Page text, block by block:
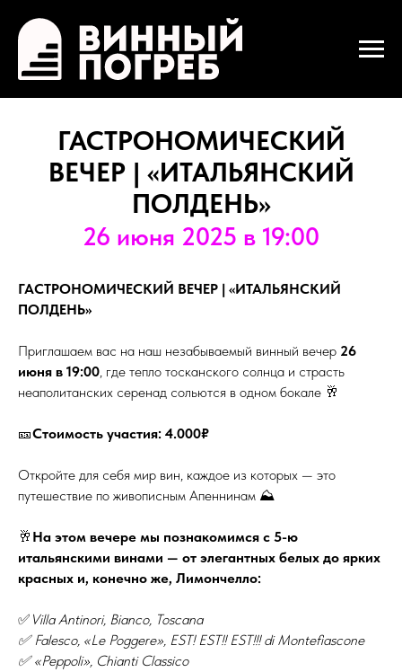
ГАСТРОНОМИЧЕСКИЙ
ВЕЧЕР | «ИТАЛЬЯНСКИЙ
ПОЛДЕНЬ»
26 июня 2025 в 19:00
ГАСТРОНОМИЧЕСКИЙ ВЕЧЕР | «ИТАЛЬЯНСКИЙ
ПОЛДЕНЬ»
Приглашаем вас на наш незабываемый винный вечер 26
июня в 19:00, где тепло тосканского солнца и страсть
неаполитанских серенад сольются в одном бокале 🥂
🎫Стоимость участия: 4.000₽
Откройте для себя мир вин, каждое из которых — это
путешествие по живописным Апеннинам ⛰️
🥂 На этом вечере мы познакомимся с 5-ю
итальянскими винами — от элегантных белых до ярких
красных и, конечно же, Лимончелло:
✅ Villa Antinori, Bianco, Toscana
✅ Falesco, «Le Poggere», EST! EST!! EST!!! di Montefiascone
✅ «Peppoli», Chianti Classico